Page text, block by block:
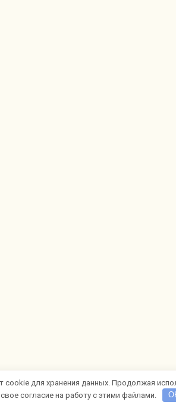
cookie для хранения данных. Продолжая
согласие на работу с этими файлами.